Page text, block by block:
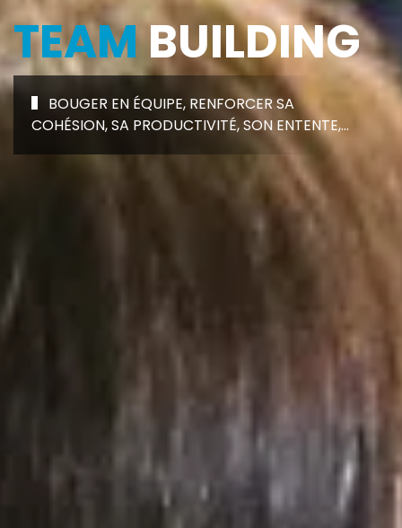
TEAMBUILDING
BOUGER EN ÉQUIPE, RENFORCER SA
COHÉSION, SA PRODUCTIVITÉ, SON ENTENTE,...